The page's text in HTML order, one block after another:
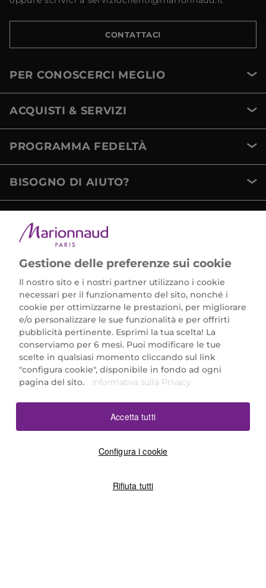
CONTATTACI
PER CONOSCERCI MEGLIO
ACQUISTI & SERVIZI
PROGRAMMA FEDELTÀ
BISOGNO DI AIUTO?
Marionnaud Parfumeries Italia S.r.l.
Largo Fiera Milano 5, 20017 Rho (MI)
REA Milano 1650024 con P.IVA 13425220152.
SCARICA LA NOSTRA APP
Gestione delle preferenze sui cookie
Il nostro sito e i nostri partner utilizzano i cookie
necessari per il funzionamento del sito, nonché i
cookie per ottimizzarne le prestazioni, per migliorare
e/o personalizzare le sue funzionalità e per offrirti
pubblicità pertinente. Esprimi la tua scelta! La
conserviamo per 6 mesi. Puoi modificare le tue
scelte in qualsiasi momento cliccando sul link
"configura cookie", disponibile in fondo ad ogni
pagina del sito.
Informativa sulla Privacy
Configura i cookie
Rifiuta tutti
Accetta tutti